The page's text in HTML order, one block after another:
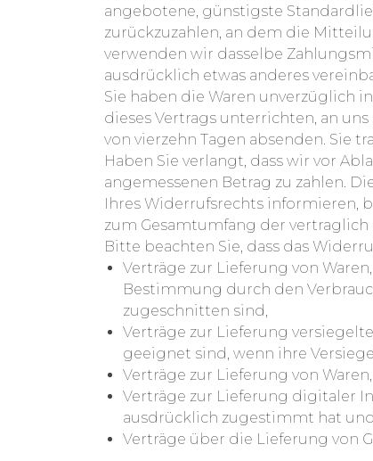
angebotene, günstigste
zurückzuzahlen, an dem die
verwenden wir dasselbe
ausdrücklich etwas anderes
Sie haben die Waren unverzüglich
dieses Vertrags unterrichten, an
von vierzehn Tagen absenden. Sie
Haben Sie verlangt, dass wir vor
angemessenen Betrag zu zahlen.
Ihres Widerrufsrechts informieren,
zum Gesamtumfang der
Bitte beachten Sie, dass das
Verträge zur Lieferung von
Bestimmung durch den
zugeschnitten sind,
Verträge zur Lieferung
geeignet sind, wenn ihre
Verträge zur Lieferung von
Verträge zur Lieferung digitaler
ausdrücklich zugestimmt hat
Verträge über die Lieferung von